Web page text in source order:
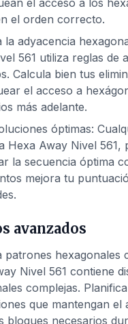
el acceso a los
el orden correcto.
la adyacencia
561 utiliza reglas de
Calcula bien tus
el acceso a
más adelante.
óptimas:
Hexa Away Nivel 561,
la secuencia óptima
mejora tu
avanzados
patrones hexagonales
Nivel 561 contiene
complejas. Planifica
que mantengan el
bloques necesarios